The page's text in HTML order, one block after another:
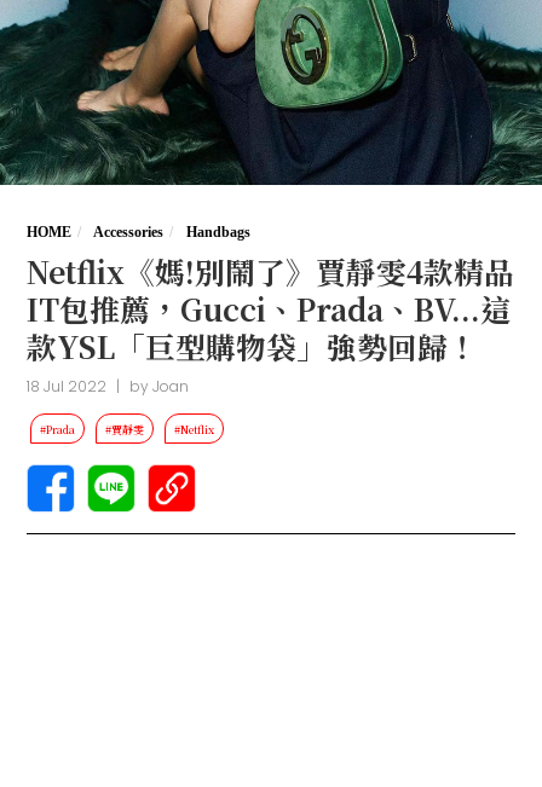
HOME Accessories Handbags
Netflix《媽!別鬧了》賈靜雯4款精品
IT包推薦，Gucci、Prada、BV...這
款YSL「巨型購物袋」強勢回歸！
18 Jul 2022 | byJoan
#Prada #賈靜雯 #Netflix